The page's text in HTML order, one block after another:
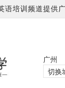
语培训频道提供
广州
切换